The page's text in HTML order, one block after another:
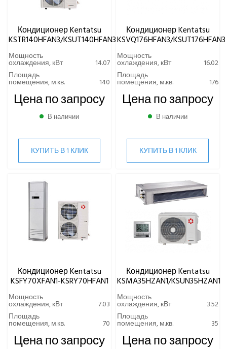
Кондиционер Kentatsu
KSTR140HFAN3/KSUT140HFAN3
Мощность
охлаждения, кВт
14.07
Площадь
помещения, м.кв. 140
Цена по запросу
В наличии
КУПИТЬ В 1 КЛИК
Кондиционер Kentatsu
KSVQ176HFAN3/KSUT176HFAN3
Мощность
охлаждения, кВт
16.02
Площадь
помещения, м.кв. 176
Цена по запросу
В наличии
КУПИТЬ В 1 КЛИК
Кондиционер Kentatsu
KSFY70XFAN1-KSRY70HFAN1
Мощность
охлаждения, кВт
7.03
Площадь
помещения, м.кв. 70
Цена по запросу
Кондиционер Kentatsu
KSMA35HZAN1/KSUN35HZAN1
Мощность
охлаждения, кВт
3.52
Площадь
помещения, м.кв. 35
Цена по запросу